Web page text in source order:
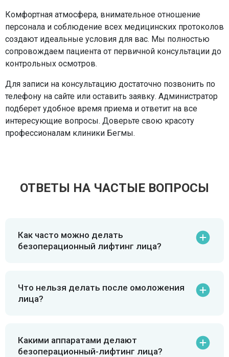
Комфортная атмосфера, внимательное отношение
персонала и соблюдение всех медицинских протоколов
создают идеальные условия для вас. Мы полностью
сопровождаем пациента от первичной консультации до
контрольных осмотров.
Для записи на консультацию достаточно позвонить по
телефону на сайте или оставить заявку. Администратор
подберет удобное время приема и ответит на все
интересующие вопросы. Доверьте свою красоту
профессионалам клиники Бегмы.
ОТВЕТЫ НА ЧАСТЫЕ ВОПРОСЫ
Как часто можно делать
безоперационный лифтинг лица?
Что нельзя делать после омоложения
лица?
Какими аппаратами делают
безоперационный-лифтинг лица?